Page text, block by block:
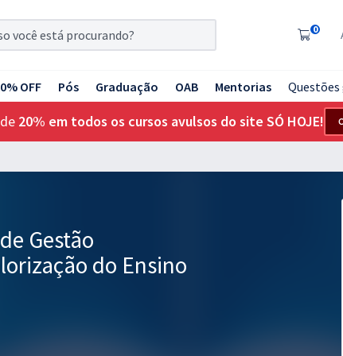
0
OFF Pós Graduação OAB Mentorias
20% em todos os cursos avulsos do site SÓ HOJE!
Gestão
do Ensino